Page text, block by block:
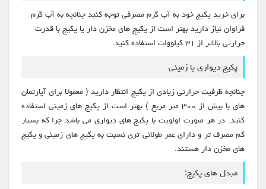
برای خرید پکیج خود به آب گرم مصرفی توجه کنید چنانچه به آب گرم
فراوان نیاز دارید بهتر است از پکیج های مخزن دار یا پکیج با قدرت
حرارتی بالاتر از ۳۱ کیلووات استفاده کنید.
پکیج دیواری یا زمینی
چنانچه ظرفیت حرارتی زیادی از پکیج انتظار دارید ( معمولا برای آپارتمان
های با بیش از ۳۰۰ متر مربع ) بهتر است از پکیج های زمینی استفاده
کنید. در هر صورت اولویت با پکیج های دیواری می باشد چرا که بسیار
کم مصرف تر و دارای عمر طولانی تری نسبت به پکیج های زمینی و پکیج
های مخزن دار هستند.
مبدل های پکیج: